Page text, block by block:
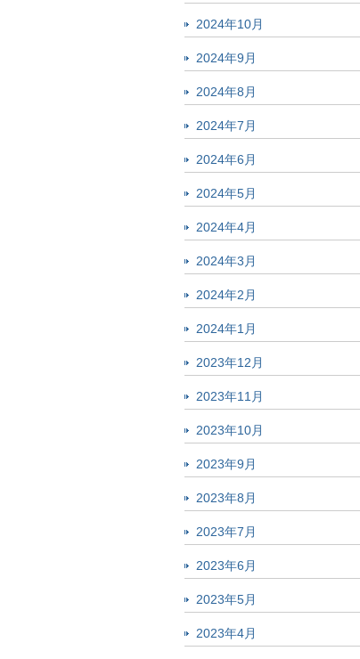
2024年10月
2024年9月
2024年8月
2024年7月
2024年6月
2024年5月
2024年4月
2024年3月
2024年2月
2024年1月
2023年12月
2023年11月
2023年10月
2023年9月
2023年8月
2023年7月
2023年6月
2023年5月
2023年4月